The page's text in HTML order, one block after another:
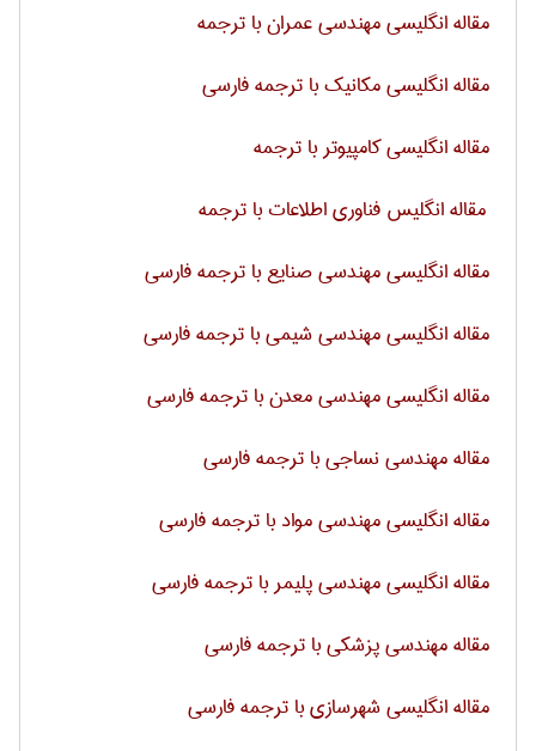
مقاله انگلیسی مهندسی عمران با ترجمه
مقاله انگلیسی مکانیک با ترجمه فارسی
مقاله انگلیسی کامپیوتر با ترجمه
مقاله انگلیس فناوری اطلاعات با ترجمه
مقاله انگلیسی مهندسی صنایع با ترجمه فارسی
مقاله انگلیسی مهندسی شیمی با ترجمه فارسی
مقاله انگلیسی مهندسی معدن با ترجمه فارسی
مقاله مهندسی نساجی با ترجمه فارسی
مقاله انگلیسی مهندسی مواد با ترجمه فارسی
مقاله انگلیسی مهندسی پلیمر با ترجمه فارسی
مقاله مهندسی پزشکی با ترجمه فارسی
مقاله انگلیسی شهرسازی با ترجمه فارسی